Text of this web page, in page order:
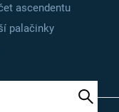
ascendentu
palačinky